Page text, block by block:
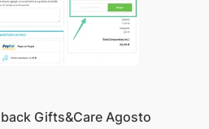
Gifts&Care Agosto